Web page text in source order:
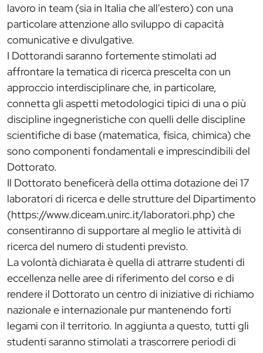
lavoro in team (sia in Italia che all'estero) con una
particolare attenzione allo sviluppo di capacità
comunicative e divulgative.
I Dottorandi saranno fortemente stimolati ad
affrontare la tematica di ricerca prescelta con un
approccio interdisciplinare che, in particolare,
connetta gli aspetti metodologici tipici di una o più
discipline ingegneristiche con quelli delle discipline
scientifiche di base (matematica, fisica, chimica) che
sono componenti fondamentali e imprescindibili del
Dottorato.
Il Dottorato beneficerà della ottima dotazione dei 17
laboratori di ricerca e delle strutture del Dipartimento
(https://www.diceam.unirc.it/laboratori.php) che
consentiranno di supportare al meglio le attività di
ricerca del numero di studenti previsto.
La volontà dichiarata è quella di attrarre studenti di
eccellenza nelle aree di riferimento del corso e di
rendere il Dottorato un centro di iniziative di richiamo
nazionale e internazionale pur mantenendo forti
legami con il territorio. In aggiunta a questo, tutti gli
studenti saranno stimolati a trascorrere periodi di